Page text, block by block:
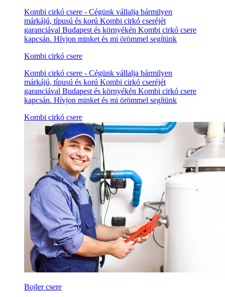
Kombi cirkó csere - Cégünk vállalja bármilyen
márkájú, típusú és korú Kombi cirkó cseréjét
garanciával Budapest és környékén Kombi cirkó csere
kapcsán. Hívjon minket és mi örömmel segítünk
Kombi cirkó csere
Kombi cirkó csere - Cégünk vállalja bármilyen
márkájú, típusú és korú Kombi cirkó cseréjét
garanciával Budapest és környékén Kombi cirkó csere
kapcsán. Hívjon minket és mi örömmel segítünk
Kombi cirkó csere
Bojler csere